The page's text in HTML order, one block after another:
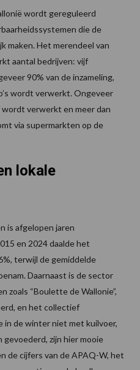
wordt gereguleerd
die de
maken. Het merendeel van
aantal bedrijven: vijf
90% van de inzameling,
wordt verwerkt. Ongeveer
wordt verwerkt en meer dan
via supermarkten op de
lokale
is afgelopen jaren
en 2024 daalde het
terwijl de gemiddelde
Daarnaast is de sector
zoals “Boulette de Wallonie”,
en het collectief
in de winter niet met kuilvoer,
zijn hier mooie
de cijfers van de APAQ-W, het